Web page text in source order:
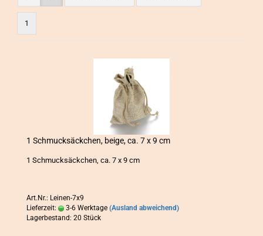
1
1 Schmuck­säck­chen, beige, ca. 7 x 9 cm
1 Schmuck­säck­chen, ca. 7 x 9 cm
Art.Nr.: Leinen-7x9
Lieferzeit:
3-6 Werktage (Ausland abweichend)
Lagerbestand: 20 Stück